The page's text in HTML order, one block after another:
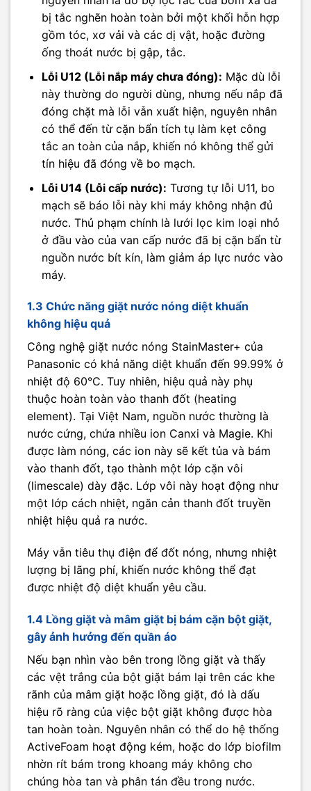
bị tắc nghẽn hoàn toàn bởi một khối hỗn hợp
gồm tóc, xơ vải và các dị vật, hoặc đường
ống thoát nước bị gập, tắc.
Lỗi U12 (Lỗi nắp máy chưa đóng): Mặc dù lỗi
này thường do người dùng, nhưng nếu nắp đã
đóng chặt mà lỗi vẫn xuất hiện, nguyên nhân
có thể đến từ cặn bẩn tích tụ làm kẹt công
tắc an toàn của nắp, khiến nó không thể gửi
tín hiệu đã đóng về bo mạch.
Lỗi U14 (Lỗi cấp nước): Tương tự lỗi U11, bo
mạch sẽ báo lỗi này khi máy không nhận đủ
nước. Thủ phạm chính là lưới lọc kim loại nhỏ
ở đầu vào của van cấp nước đã bị cặn bẩn từ
nguồn nước bít kín, làm giảm áp lực nước vào
máy.
1.3 Chức năng giặt nước nóng diệt khuẩn
không hiệu quả
Công nghệ giặt nước nóng StainMaster+ của
Panasonic có khả năng diệt khuẩn đến 99.99% ở
nhiệt độ 60°C. Tuy nhiên, hiệu quả này phụ
thuộc hoàn toàn vào thanh đốt (heating
element). Tại Việt Nam, nguồn nước thường là
nước cứng, chứa nhiều ion Canxi và Magie. Khi
được làm nóng, các ion này sẽ kết tủa và bám
vào thanh đốt, tạo thành một lớp cặn vôi
(limescale) dày đặc. Lớp vôi này hoạt động như
một lớp cách nhiệt, ngăn cản thanh đốt truyền
nhiệt hiệu quả ra nước.
Máy vẫn tiêu thụ điện để đốt nóng, nhưng nhiệt
lượng bị lãng phí, khiến nước không thể đạt
được nhiệt độ diệt khuẩn yêu cầu.
1.4 Lồng giặt và mâm giặt bị bám cặn bột giặt,
gây ảnh hưởng đến quần áo
Nếu bạn nhìn vào bên trong lồng giặt và thấy
các vệt trắng của bột giặt bám lại trên các khe
rãnh của mâm giặt hoặc lồng giặt, đó là dấu
hiệu rõ ràng của việc bột giặt không được hòa
tan hoàn toàn. Nguyên nhân có thể do hệ thống
ActiveFoam hoạt động kém, hoặc do lớp biofilm
nhờn rít bám trong khoang máy không cho
chúng hòa tan và phân tán đều trong nước.